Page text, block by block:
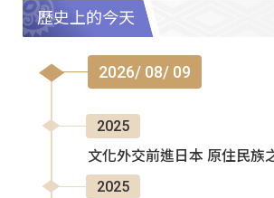
歷史上的今天
2026/ 08/ 09
2025
文化外交前進日本 原住民族
2025